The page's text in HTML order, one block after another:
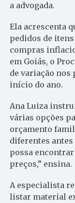
a advogada.
Ela acrescenta
pedidos de
compras
em Goiás, o
de variação nos
início do ano.
Ana Luiza
várias opções
orçamento
diferentes
possa
preços,” ensina.
A especialista
listar material